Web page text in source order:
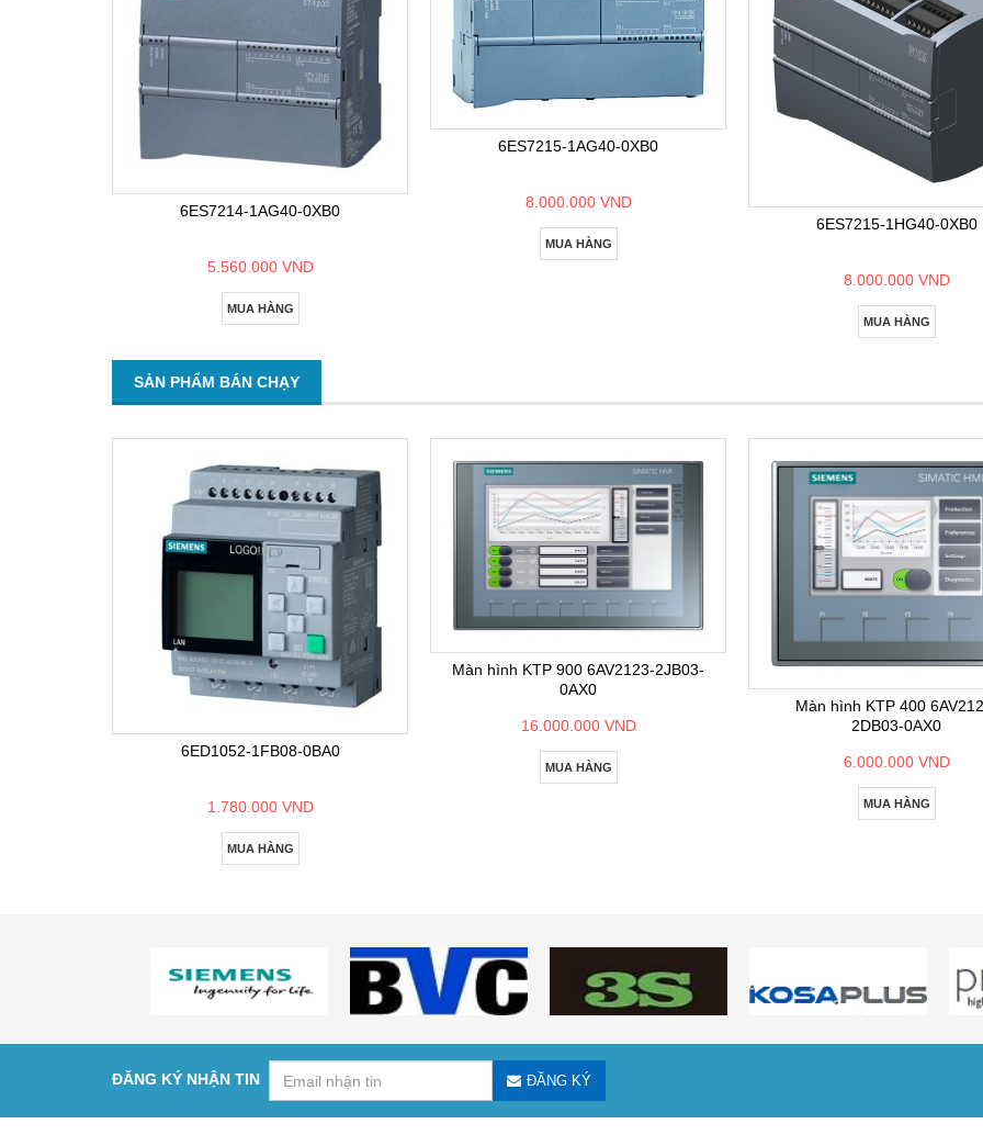
6ES7214-1AG40-0XB0
5.560.000 VND
MUA HÀNG
6ES7215-1AG40-0XB0
8.000.000 VND
MUA HÀNG
6ES7215-1HG40-0XB0
8.000.000 VND
MUA HÀNG
SẢN PHẨM BÁN CHẠY
6ED1052-1FB08-0BA0
1.780.000 VND
MUA HÀNG
Màn hình KTP 900 6AV2123-2JB03-
0AX0
16.000.000 VND
MUA HÀNG
Màn hình KTP 400
2DB03-0AX0
6.000.000 VND
MUA HÀNG
ĐĂNG KÝ NHẬN TIN ĐĂNG KÝ